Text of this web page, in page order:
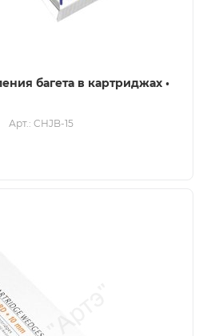
багета в картриджах •
Арт.: CHJB-15